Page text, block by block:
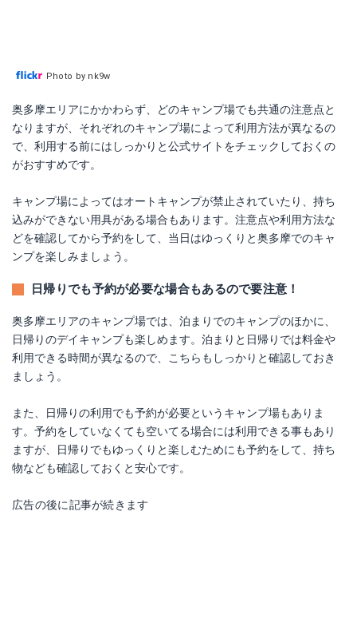
Photo by nk9w
奥多摩エリアにかかわらず、どのキャンプ場でも共通の注意点と
なりますが、それぞれのキャンプ場によって利用方法が異なるの
で、利用する前にはしっかりと公式サイトをチェックしておくの
がおすすめです。
キャンプ場によってはオートキャンプが禁止されていたり、持ち
込みができない用具がある場合もあります。注意点や利用方法な
どを確認してから予約をして、当日はゆっくりと奥多摩でのキャ
ンプを楽しみましょう。
日帰りでも予約が必要な場合もあるので要注意！
奥多摩エリアのキャンプ場では、泊まりでのキャンプのほかに、
日帰りのデイキャンプも楽しめます。泊まりと日帰りでは料金や
利用できる時間が異なるので、こちらもしっかりと確認しておき
ましょう。
また、日帰りの利用でも予約が必要というキャンプ場もありま
す。予約をしていなくても空いてる場合には利用できる事もあり
ますが、日帰りでもゆっくりと楽しむためにも予約をして、持ち
物なども確認しておくと安心です。
広告の後に記事が続きます